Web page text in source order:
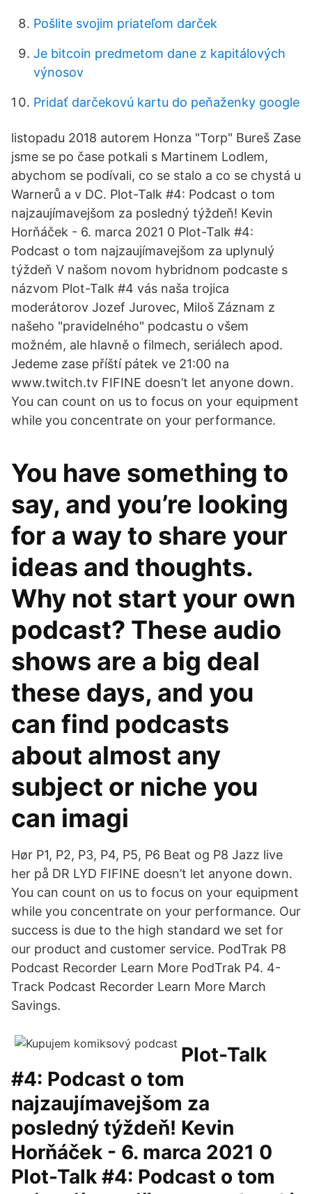
Pošlite svojim priateľom darček
Je bitcoin predmetom dane z kapitálových
výnosov
Pridať darčekovú kartu do peňaženky google
listopadu 2018 autorem Honza "Torp" Bureš Zase
jsme se po čase potkali s Martinem Lodlem,
abychom se podívali, co se stalo a co se chystá u
Warnerů a v DC. Plot-Talk #4: Podcast o tom
najzaujímavejšom za posledný týždeň! Kevin
Horňáček - 6. marca 2021 0 Plot-Talk #4:
Podcast o tom najzaujímavejšom za uplynulý
týždeň V našom novom hybridnom podcaste s
názvom Plot-Talk #4 vás naša trojica
moderátorov Jozef Jurovec, Miloš Záznam z
našeho "pravidelného" podcastu o všem
možném, ale hlavně o filmech, seriálech apod.
Jedeme zase příští pátek ve 21:00 na
www.twitch.tv FIFINE doesn’t let anyone down.
You can count on us to focus on your equipment
while you concentrate on your performance.
You have something to
say, and you’re looking
for a way to share your
ideas and thoughts.
Why not start your own
podcast? These audio
shows are a big deal
these days, and you
can find podcasts
about almost any
subject or niche you
can imagi
Hør P1, P2, P3, P4, P5, P6 Beat og P8 Jazz live
her på DR LYD FIFINE doesn’t let anyone down.
You can count on us to focus on your equipment
while you concentrate on your performance. Our
success is due to the high standard we set for
our product and customer service. PodTrak P8
Podcast Recorder Learn More PodTrak P4. 4-
Track Podcast Recorder Learn More March
Savings.
Plot-Talk
#4: Podcast o tom
najzaujímavejšom za
posledný týždeň! Kevin
Horňáček - 6. marca 2021 0
Plot-Talk #4: Podcast o tom